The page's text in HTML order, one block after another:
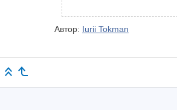
Автор: Iurii Tokman